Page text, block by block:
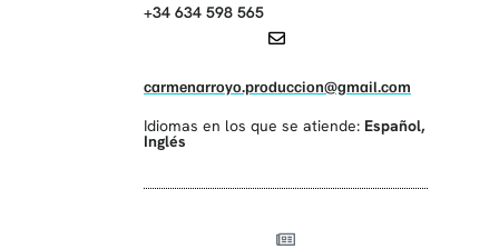
+34 634 598 565
carmenarroyo.produccion@gmail.com
Idiomas en los que se atiende: Español,
Inglés